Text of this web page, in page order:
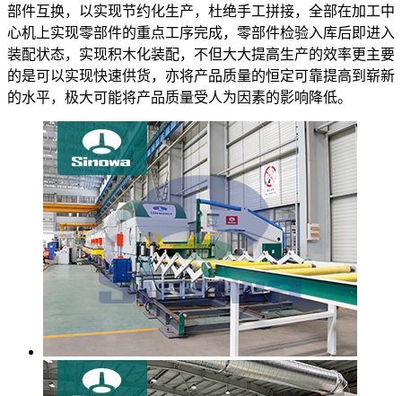
部件互换，以实现节约化生产，杜绝手工拼接，全部在加工中
心机上实现零部件的重点工序完成，零部件检验入库后即进入
装配状态，实现积木化装配，不但大大提高生产的效率更主要
的是可以实现快速供货，亦将产品质量的恒定可靠提高到崭新
的水平，极大可能将产品质量受人为因素的影响降低。